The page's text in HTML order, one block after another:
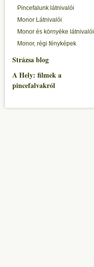
Pincefalunk látnivalói
Monor Látnivalói
Monor és környéke látnivalói
Monor, régi fényképek
Strázsa blog
A Hely: filmek a
pincefalvakról